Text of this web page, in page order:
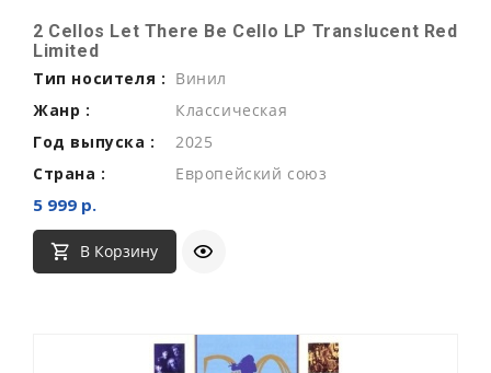
2 Cellos Let There Be Cello LP Translucent Red
Limited
Тип носителя : Винил
Жанр :
Классическая
Год выпуска :
2025
Страна :
Европейский союз
5 999 р.
В Корзину